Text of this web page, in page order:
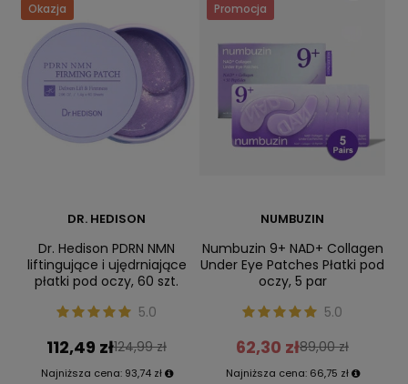
Okazja
DR. HEDISON
Dr. Hedison PDRN NMN
liftingujące i ujędrniające
płatki pod oczy, 60 szt.
5.0
112,49 zł124,99 zł
Najniższa cena: 93,74 zł
Promocja
NUMBUZIN
Numbuzin 9+ NAD+ Collagen
Under Eye Patches Płatki pod
oczy, 5 par
5.0
62,30 zł89,00 zł
Najniższa cena: 66,75 zł